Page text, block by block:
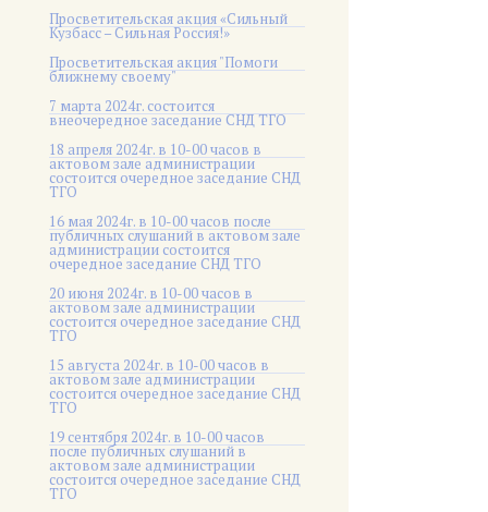
Просветительская акция «Сильный
Кузбасс – Сильная Россия!»
Просветительская акция "Помоги
ближнему своему"
7 марта 2024г. состоится
внеочередное заседание СНД ТГО
18 апреля 2024г. в 10-00 часов в
актовом зале администрации
состоится очередное заседание СНД
ТГО
16 мая 2024г. в 10-00 часов после
публичных слушаний в актовом зале
администрации состоится
очередное заседание СНД ТГО
20 июня 2024г. в 10-00 часов в
актовом зале администрации
состоится очередное заседание СНД
ТГО
15 августа 2024г. в 10-00 часов в
актовом зале администрации
состоится очередное заседание СНД
ТГО
19 сентября 2024г. в 10-00 часов
после публичных слушаний в
актовом зале администрации
состоится очередное заседание СНД
ТГО